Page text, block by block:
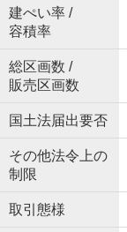
建ぺい率 /
容積率
総区画数 /
販売区画数
国土法届出要否
その他法令上の
制限
取引態様